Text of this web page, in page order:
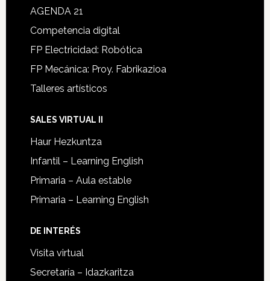
AGENDA 21
Competencia digital
FP Electricidad: Robótica
FP Mecánica: Proy. Fabrikazioa
Talleres artísticos
SALES VIRTUAL II
Haur Hezkuntza
Infantil – Learning English
Primaria – Aula estable
Primaria – Learning English
DE INTERÉS
Visita virtual
Secretaría – Idazkaritza